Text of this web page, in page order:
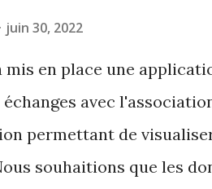
juin 30, 2022
mis en place une
avec
permettant de
souhaitions que les